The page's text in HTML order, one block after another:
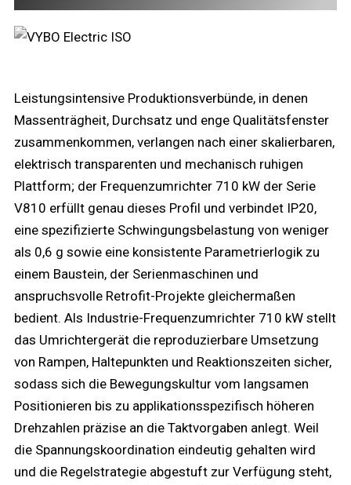
Leistungsintensive Produktionsverbünde, in denen
Massenträgheit, Durchsatz und enge Qualitätsfenster
zusammenkommen, verlangen nach einer skalierbaren,
elektrisch transparenten und mechanisch ruhigen
Plattform; der Frequenzumrichter 710 kW der Serie
V810 erfüllt genau dieses Profil und verbindet IP20,
eine spezifizierte Schwingungsbelastung von weniger
als 0,6 g sowie eine konsistente Parametrierlogik zu
einem Baustein, der Serienmaschinen und
anspruchsvolle Retrofit-Projekte gleichermaßen
bedient. Als Industrie-Frequenzumrichter 710 kW stellt
das Umrichtergerät die reproduzierbare Umsetzung
von Rampen, Haltepunkten und Reaktionszeiten sicher,
sodass sich die Bewegungskultur vom langsamen
Positionieren bis zu applikationsspezifisch höheren
Drehzahlen präzise an die Taktvorgaben anlegt. Weil
die Spannungskoordination eindeutig gehalten wird
und die Regelstrategie abgestuft zur Verfügung steht,